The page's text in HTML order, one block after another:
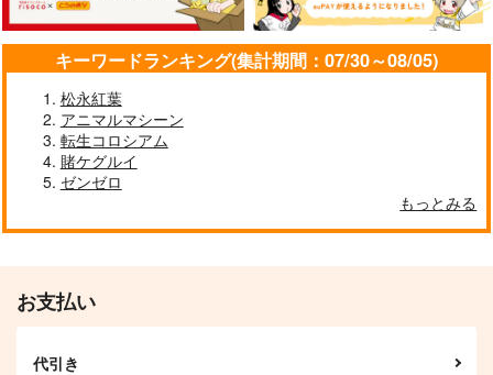
野蛮のプロポーズ 3
KADOKAWA
1,199円（税込）
サンプル
作品詳細
帝国一の悪女に溺愛が
とまりません! 3
KADOKAWA
北部戦士の愛しい花
嫁 1
KADOKAWA
キーワードランキング(集計期間：07/30～08/05)
松永紅葉
アニマルマシーン
転生コロシアム
賭ケグルイ
ゼンゼロ
もっとみる
お支払い
代引き